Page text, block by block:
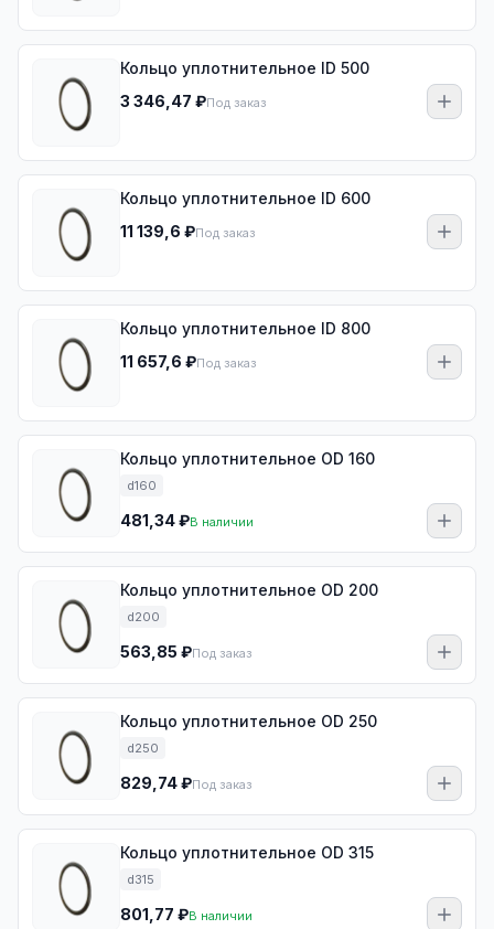
Кольцо уплотнительное ID 500
3 346,47 ₽Под заказ
Кольцо уплотнительное ID 600
11 139,6 ₽Под заказ
Кольцо уплотнительное ID 800
11 657,6 ₽Под заказ
Кольцо уплотнительное OD 160
d160
481,34 ₽В наличии
Кольцо уплотнительное OD 200
d200
563,85 ₽Под заказ
Кольцо уплотнительное OD 250
d250
829,74 ₽Под заказ
Кольцо уплотнительное OD 315
d315
801,77 ₽В наличии